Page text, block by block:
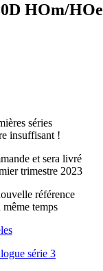
HOm/HOe
séries
insuffisant !
et sera livré
trimestre 2023
référence
temps
série 3